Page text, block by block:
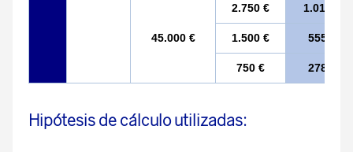
45.000 €
2.750 € 1.018 €
1.500 € 555 €
750 € 278 €
Hipótesis de cálculo utilizadas: